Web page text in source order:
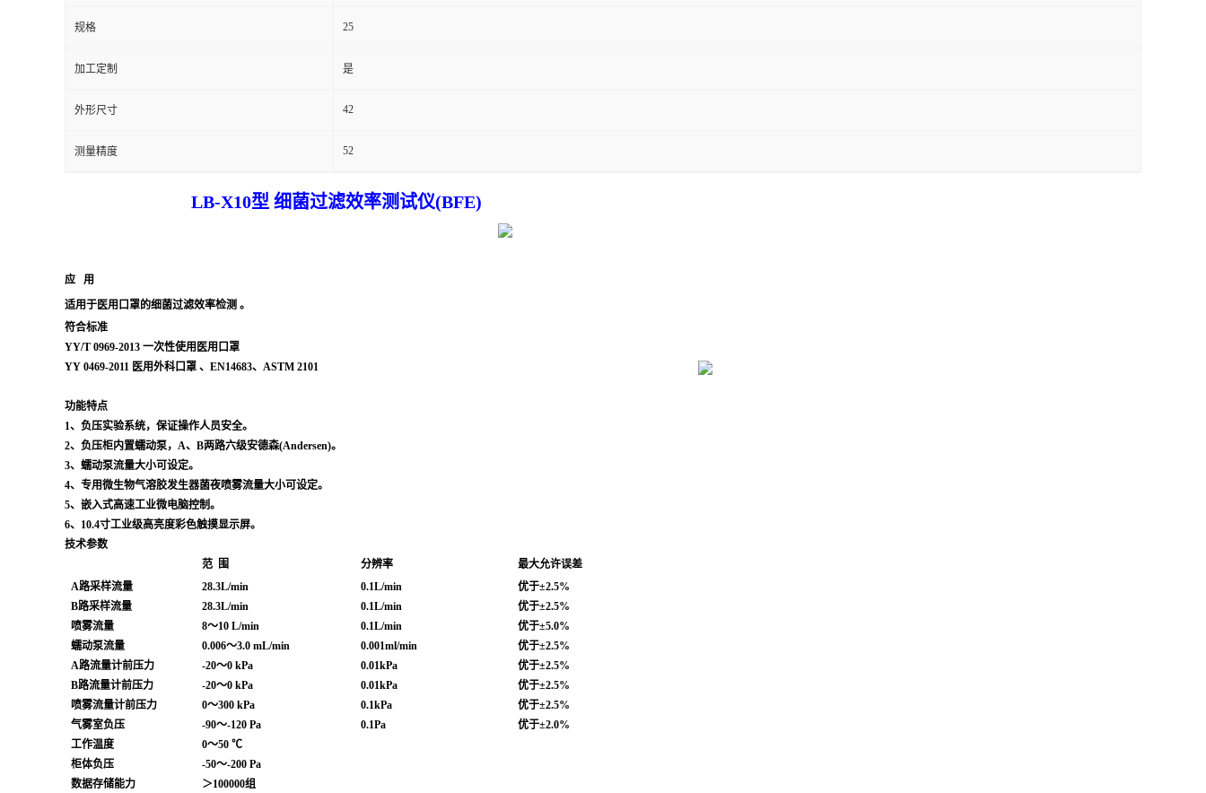
规格 25
加工定制 是
外形尺寸 42
测量精度 52
LB-X10型 细菌过滤效率测试仪(BFE)
应 用
适用于医用口罩的细菌过滤效率检测 。
符合标准
YY/T 0969-2013 一次性使用医用口罩
YY 0469-2011 医用外科口罩 、 EN14683、ASTM 2101
功能特点
1、负压实验系统，保证操作人员安全。
2、负压柜内置蠕动泵，A、B两路六级安德森(Andersen)。
3、蠕动泵流量大小可设定。
4、专用微生物气溶胶发生器菌夜喷雾流量大小可设定。
5、嵌入式高速工业微电脑控制。
6、10.4寸工业级高亮度彩色触摸显示屏。
技术参数
范 围 分辨率 最大允许误差
A路采样流量
28.3L/min 0.1L/min
优于±2.5%
B路采样流量
28.3L/min 0.1L/min
优于±2.5%
喷雾流量
8～10 L/min 0.1L/min
优于±5.0%
蠕动泵流量
0.006～3.0 mL/min 0.001ml/min
优于±2.5%
A路流量计前压力
-20～0 kPa 0.01kPa
优于±2.5%
B路流量计前压力
-20～0 kPa 0.01kPa
优于±2.5%
喷雾流量计前压力
0～300 kPa 0.1kPa
优于±2.5%
气雾室负压
-90～-120 Pa 0.1Pa
优于±2.0%
工作温度
0～50 ℃
柜体负压
-50～-200 Pa
数据存储能力
＞100000组